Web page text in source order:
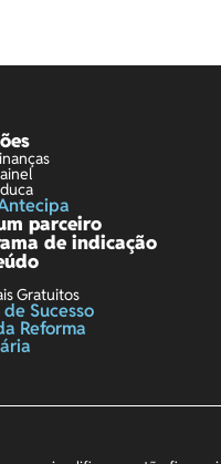
parceiro
de indicação
Gratuitos
de Sucesso
Reforma